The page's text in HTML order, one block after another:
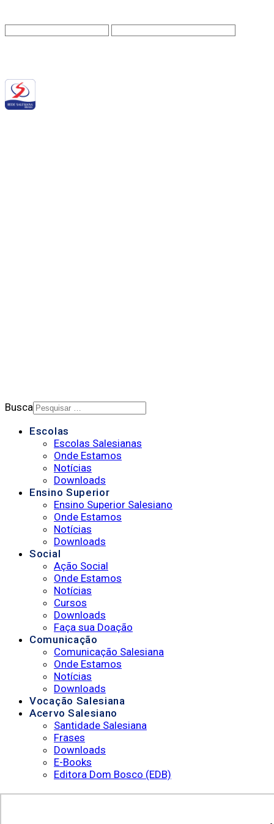
Busca
Escolas
Escolas Salesianas
Onde Estamos
Notícias
Downloads
Ensino Superior
Ensino Superior Salesiano
Onde Estamos
Notícias
Downloads
Social
Ação Social
Onde Estamos
Notícias
Cursos
Downloads
Faça sua Doação
Comunicação
Comunicação Salesiana
Onde Estamos
Notícias
Downloads
Vocação Salesiana
Acervo Salesiano
Santidade Salesiana
Frases
Downloads
E-Books
Editora Dom Bosco (EDB)
Sistemas